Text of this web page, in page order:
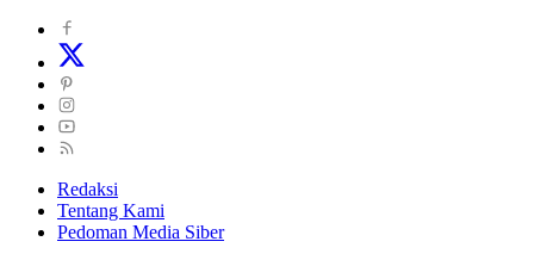
Redaksi
Tentang Kami
Pedoman Media Siber